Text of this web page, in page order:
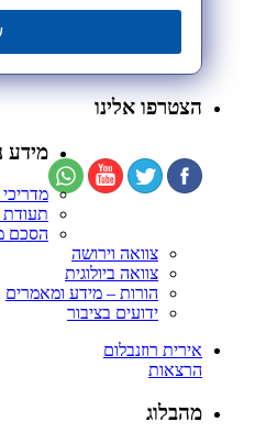
הצטרפו אלינו
מידע
מדריכי
תעודת
הסכם
צוואה וירושה
צוואה ביולוגית
הורות – מידע ומאמרים
ידועים בציבור
אירית רוזנבלום
הרצאות
מהבלוג